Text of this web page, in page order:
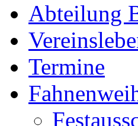
Abteilung
Termine